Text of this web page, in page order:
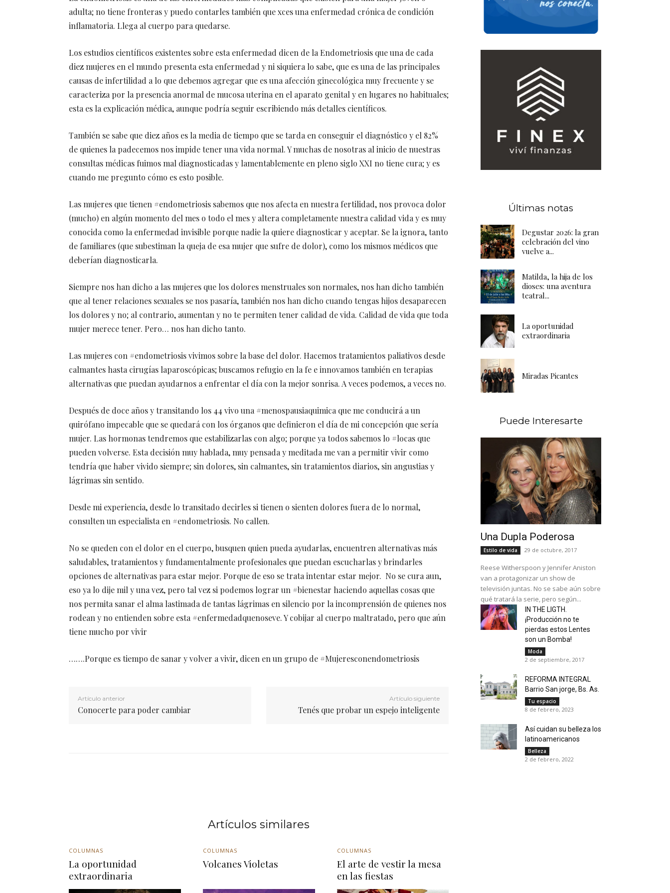
adulta; no tiene fronteras y puedo contarles también que xces una enfermedad crónica de condición
inflamatoria. Llega al cuerpo para quedarse.
Los estudios científicos existentes sobre esta enfermedad dicen de la Endometriosis que una de cada
diez mujeres en el mundo presenta esta enfermedad y ni siquiera lo sabe, que es una de las principales
causas de infertilidad a lo que debemos agregar que es una afección ginecológica muy frecuente y se
caracteriza por la presencia anormal de mucosa uterina en el aparato genital y en lugares no habituales;
esta es la explicación médica, aunque podría seguir escribiendo más detalles científicos.
También se sabe que diez años es la media de tiempo que se tarda en conseguir el diagnóstico y el 82%
de quienes la padecemos nos impide tener una vida normal. Y muchas de nosotras al inicio de nuestras
consultas médicas fuimos mal diagnosticadas y lamentablemente en pleno siglo XXI no tiene cura; y es
cuando me pregunto cómo es esto posible.
Las mujeres que tienen #endometriosis sabemos que nos afecta en nuestra fertilidad, nos provoca dolor
(mucho) en algún momento del mes o todo el mes y altera completamente nuestra calidad vida y es muy
conocida como la enfermedad invisible porque nadie la quiere diagnosticar y aceptar. Se la ignora, tanto
de familiares (que subestiman la queja de esa mujer que sufre de dolor), como los mismos médicos que
deberían diagnosticarla.
Siempre nos han dicho a las mujeres que los dolores menstruales son normales, nos han dicho también
que al tener relaciones sexuales se nos pasaría, también nos han dicho cuando tengas hijos desaparecen
los dolores y no; al contrario, aumentan y no te permiten tener calidad de vida. Calidad de vida que toda
mujer merece tener. Pero… nos han dicho tanto.
Las mujeres con #endometriosis vivimos sobre la base del dolor. Hacemos tratamientos paliativos desde
calmantes hasta cirugías laparoscópicas; buscamos refugio en la fe e innovamos también en terapias
alternativas que puedan ayudarnos a enfrentar el día con la mejor sonrisa. A veces podemos, a veces no.
Después de doce años y transitando los 44 vivo una #menospausiaquimica que me conducirá a un
quirófano impecable que se quedará con los órganos que definieron el día de mi concepción que sería
mujer. Las hormonas tendremos que estabilizarlas con algo; porque ya todos sabemos lo #locas que
pueden volverse. Esta decisión muy hablada, muy pensada y meditada me van a permitir vivir como
tendría que haber vivido siempre; sin dolores, sin calmantes, sin tratamientos diarios, sin angustias y
lágrimas sin sentido.
Desde mi experiencia, desde lo transitado decirles si tienen o sienten dolores fuera de lo normal,
consulten un especialista en #endometriosis. No callen.
No se queden con el dolor en el cuerpo, busquen quien pueda ayudarlas, encuentren alternativas más
saludables, tratamientos y fundamentalmente profesionales que puedan escucharlas y brindarles
opciones de alternativas para estar mejor. Porque de eso se trata intentar estar mejor. No se cura aun,
eso ya lo dije mil y una vez, pero tal vez si podemos lograr un #bienestar haciendo aquellas cosas que
nos permita sanar el alma lastimada de tantas lágrimas en silencio por la incomprensión de quienes nos
rodean y no entienden sobre esta #enfermedadquenoseve. Y cobijar al cuerpo maltratado, pero que aún
tiene mucho por vivir
…….Porque es tiempo de sanar y volver a vivir, dicen en un grupo de #Mujeresconendometriosis
Artículo anterior
Conocerte para poder cambiar
Artículo siguiente
Tenés que probar un espejo inteligente
Últimas notas
Degustar 2026: la gran
celebración del vino
vuelve a...
Matilda, la hija de los
dioses: una aventura
teatral...
La oportunidad
extraordinaria
Miradas Picantes
Puede Interesarte
Una Dupla Poderosa
Estilo de vida 29 de octubre, 2017
Reese Witherspoon y Jennifer Aniston
van a protagonizar un show de
televisión juntas. No se sabe aún sobre
qué tratará la serie, pero según...
IN THE LIGTH.
¡Producción no te
pierdas estos Lentes
son un Bomba!
Moda
2 de septiembre, 2017
REFORMA INTEGRAL
Barrio San jorge, Bs. As.
Tu espacio
8 de febrero, 2023
Así cuidan su belleza los
latinoamericanos
Belleza
2 de febrero, 2022
Artículos similares
COLUMNAS
La oportunidad
extraordinaria
COLUMNAS
Volcanes Violetas
COLUMNAS
El arte de vestir la mesa
en las fiestas